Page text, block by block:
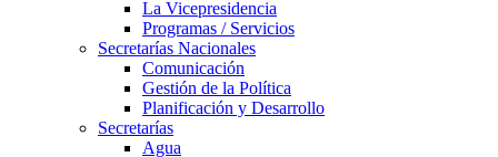
La Vicepresidencia
Programas / Servicios
Secretarías Nacionales
Comunicación
Gestión de la Política
Planificación y Desarrollo
Secretarías
Agua